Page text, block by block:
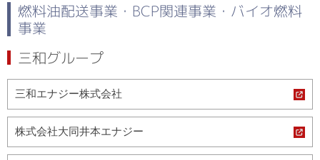
燃料油配送事業・BCP関連事業・バイオ燃料
事業
三和グループ
三和エナジー株式会社
株式会社大同井本エナジー